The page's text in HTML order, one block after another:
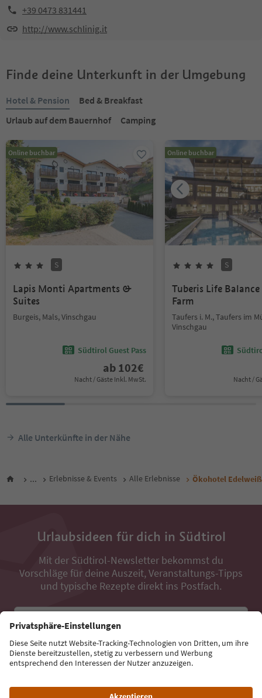
+39 0473 831441
http://www.schlinig.it
Finde deine Unterkunft in der Umgebung
Hotel & Pension
Bed & Breakfast
Urlaub auf dem Bauernhof
Camping
Online buchbar
S
Lapis Monti Apartments &
Suites
Burgeis, Mals, Vinschgau
Südtirol Guest Pass
ab 102€
Nacht / Gäste Inkl. MwSt.
Online buchbar
S
Tuberis Life
Farm
Taufers i. M., Taufers im
Vinschgau
Nacht /
Alle Unterkünfte in der Nähe
... Erlebnisse & Events Alle Erlebnisse Ökohotel Edelweiß
Urlaubsideen für dich in Südtirol
Mit der Südtirol-Newsletter bekommst du
Vorschläge für deine Auszeit, Veranstaltungs-Tipps
und typische Rezepte direkt ins Postfach.
E-Mail Adresse
Jetzt anmelden